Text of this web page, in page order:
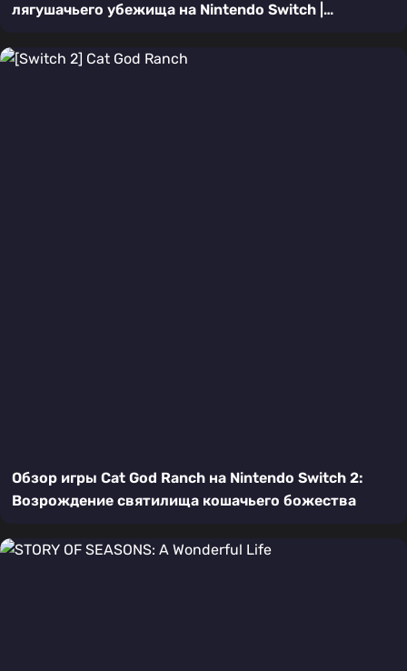
лягушачьего убежища на Nintendo Switch |
Обзор игры Cat God Ranch на Nintendo Switch 2:
Возрождение святилища кошачьего божества